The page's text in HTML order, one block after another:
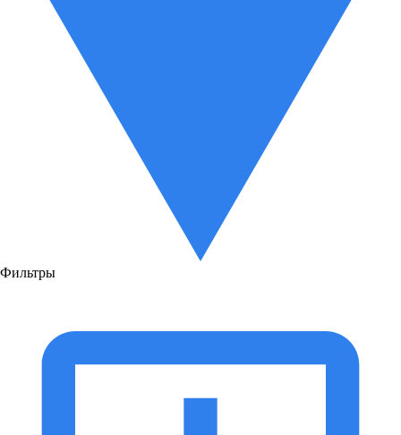
Фильтры